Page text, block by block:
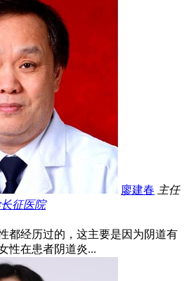
廖建春 主任
征医院
都经历过的，这主要是因为阴道有
性在患者阴道炎...